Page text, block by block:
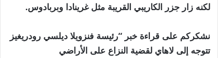
لكنه زار جزر الكاريبي القريبة مثل غرينادا وبربادوس.
نشكركم على قراءة خبر “رئيسة فنزويلا ديلسي رودريغيز
تتوجه إلى لاهاي لقضية النزاع على الأراضي